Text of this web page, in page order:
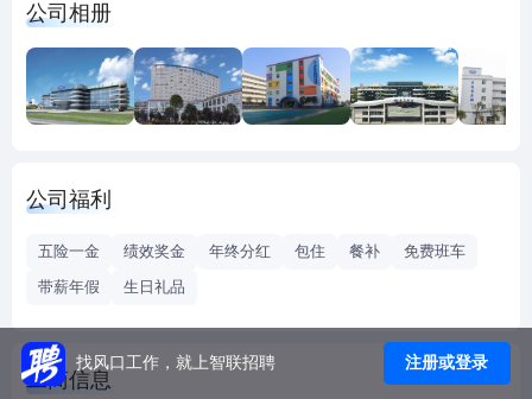
作关系。公司是全球首家将玻璃应用于手机上的生产厂商，
集设计、生产、服务于一体，是具备从零部件加工到整机组
装、原材料、辅助材料、工装夹具、生产设备、检测设备、
自动化装备、物联网研发生产能力的垂直整合平台型公司。
县、湘潭，广东东莞，江苏泰州及越南等地拥有研发生产基
公司研发人员超万人，上市以来研发投入超100亿元，拥
有国家级企业技术中心。截至2021年底累计获得授权专利
2000多件，涵盖加工工艺、产品检测、设备开发、新型材
料、工业互联网、生产数据化、智慧园区、企业资源管理等
公司相册
公司福利
五险一金 绩效奖金 年终分红 包住 餐补
免费班车
带薪年假
生日礼品
工商信息
找风口工作，就上智联招聘 注册或登录